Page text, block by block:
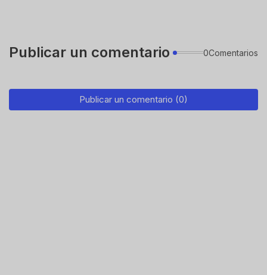
Publicar un comentario 0Comentarios
Publicar un comentario (0)